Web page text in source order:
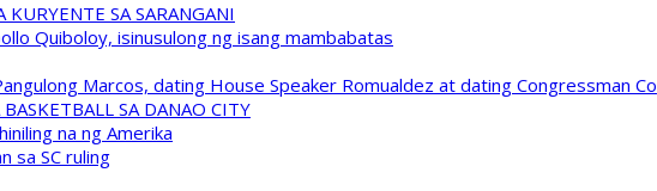
SA SARANGANI
Quiboloy, isinusulong ng isang mambabatas
Marcos, dating House Speaker Romualdez at dating Congressman Co
SA DANAO CITY
na ng Amerika
sa SC ruling